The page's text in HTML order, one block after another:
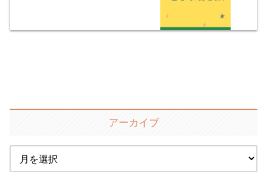
アーカイブ